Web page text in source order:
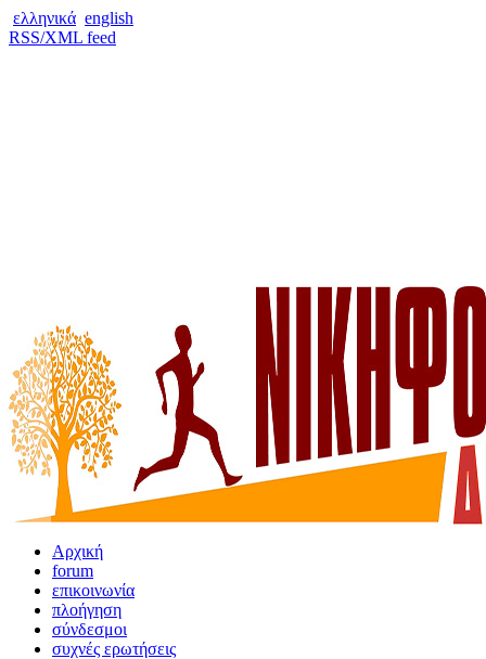
ελληνικά english
RSS/XML feed
Αρχική
forum
επικοινωνία
πλοήγηση
σύνδεσμοι
συχνές ερωτήσεις